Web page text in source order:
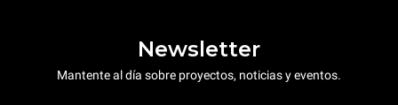
Newsletter
Mantente al día sobre proyectos, noticias y eventos.